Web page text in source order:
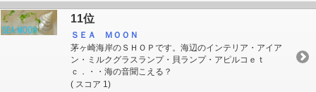
11位
ＳＥＡ ＭＯＯＮ
茅ヶ崎海岸のＳＨＯＰです。海辺のインテリア・アイア
ン・ミルクグラスランプ・貝ランプ・アピルコｅｔ
ｃ．・・海の音聞こえる？
( スコア 1)